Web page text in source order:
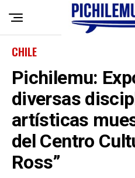
CHILE
Pichilemu:
diversas
artísticas
del Centro
Ross”